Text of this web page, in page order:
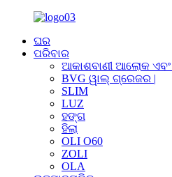
ଘର
ପରିବାର
ଆକାଶବାଣୀ ଆଲୋକ ଏବଂ
BVG ୱାଲ୍ ଗ୍ରେଜର |
SLIM
LUZ
ହଙ୍ଗ
ହିଲା
OLI O60
ZOLI
OLA